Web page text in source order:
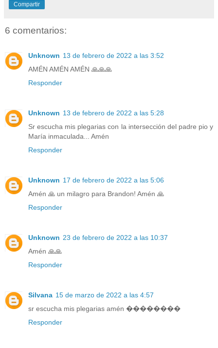
Compartir
6 comentarios:
Unknown 13 de febrero de 2022 a las 3:52
AMÉN AMÉN AMÉN 🙏🙏🙏
Responder
Unknown 13 de febrero de 2022 a las 5:28
Sr escucha mis plegarias con la intersección del padre pio y
María inmaculada... Amén
Responder
Unknown 17 de febrero de 2022 a las 5:06
Amén 🙏 un milagro para Brandon! Amén 🙏
Responder
Unknown 23 de febrero de 2022 a las 10:37
Amén 🙏🙏
Responder
Silvana 15 de marzo de 2022 a las 4:57
sr escucha mis plegarias amén ��������
Responder